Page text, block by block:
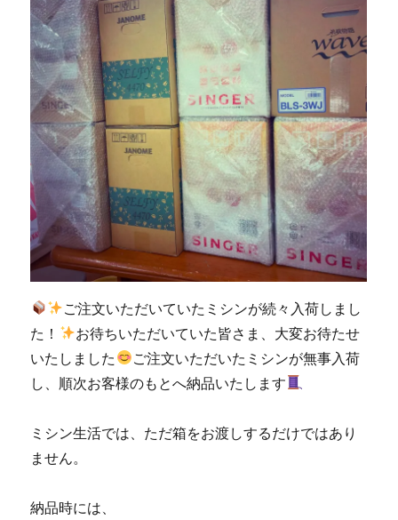
を
下
取
ま
し
た
｜
九
州
市
小
倉
南
区
お
ご注文いただいていたミシンが続々入荷しまし
た！
お待ちいただいていた皆さま、大変お待たせ
いたしました
ご注文いただいたミシンが無事入荷
し、順次お客様のもとへ納品いたします
ミシン生活では、ただ箱をお渡しするだけではあり
ません。
納品時には、